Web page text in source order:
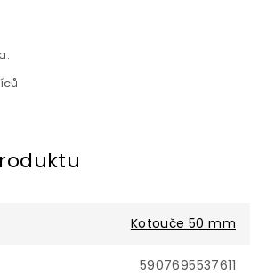
Kotouče 50 mm
5907695537611